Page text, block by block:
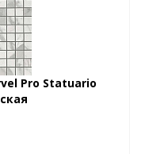
Pro Statuario